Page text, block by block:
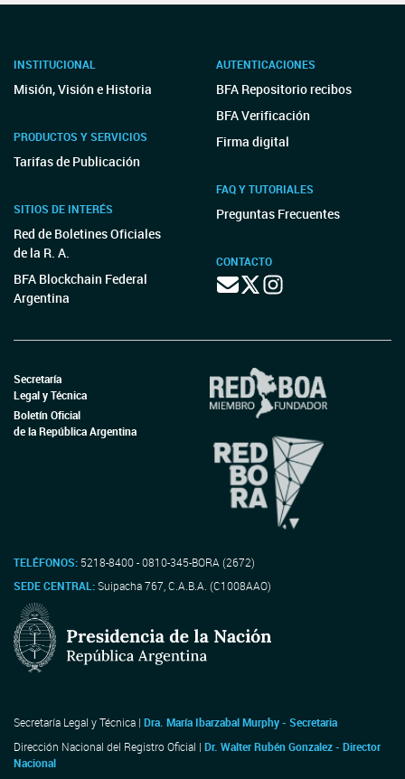
INSTITUCIONAL
Misión, Visión e Historia
PRODUCTOS Y SERVICIOS
Tarifas de Publicación
SITIOS DE INTERÉS
Red de Boletines Oficiales
de la R. A.
BFA Blockchain Federal
Argentina
AUTENTICACIONES
BFA Repositorio recibos
BFA Verificación
Firma digital
FAQ Y TUTORIALES
Preguntas Frecuentes
CONTACTO
Secretaría
Legal y Técnica
Boletín Oficial
de la República Argentina
TELÉFONOS: 5218-8400 - 0810-345-BORA (2672)
SEDE CENTRAL:Suipacha 767, C.A.B.A. (C1008AAO)
Secretaría Legal y Técnica | Dra. María Ibarzabal Murphy - Secretaria
Dirección Nacional del Registro Oficial | Dr. Walter Rubén Gonzalez - Director
Nacional